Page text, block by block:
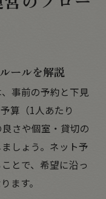
ールを解説
事前の予約と下見
算（1人あたり
さや個室・貸切の
しょう。ネット予
とで、希望に沿っ
ます。